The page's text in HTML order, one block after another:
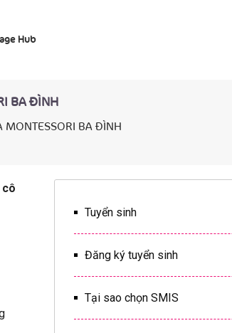
Hub
BA ĐÌNH
MONTESSORI BA ĐÌNH
cô
Tuyển sinh
Đăng ký tuyển sinh
Tại sao chọn SMIS